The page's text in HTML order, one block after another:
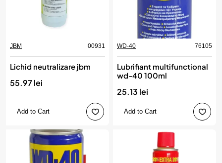
JBM 00931
Lichid neutralizare jbm
55.97 lei
Add to Cart
WD-40 76105
Lubrifiant multifunctional
wd-40 100ml
25.13 lei
Add to Cart